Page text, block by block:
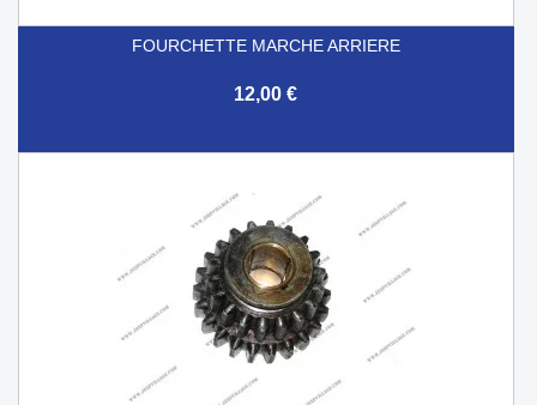
FOURCHETTE MARCHE ARRIERE
12,00 €